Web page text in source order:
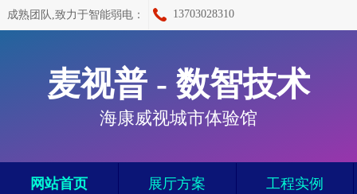
成熟团队,致力于智能弱电： 13703028310
麦视普 - 数智技术
海康威视城市体验馆
网站首页 展厅方案 工程实例